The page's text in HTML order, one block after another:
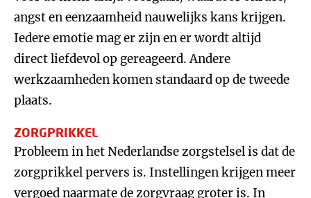
angst en eenzaamheid nauwelijks kans krijgen.
Iedere emotie mag er zijn en er wordt altijd
direct liefdevol op gereageerd. Andere
werkzaamheden komen standaard op de tweede
plaats.
ZORGPRIKKEL
Probleem in het Nederlandse zorgstelsel is dat de
zorgprikkel pervers is. Instellingen krijgen meer
vergoed naarmate de zorgvraag groter is. In